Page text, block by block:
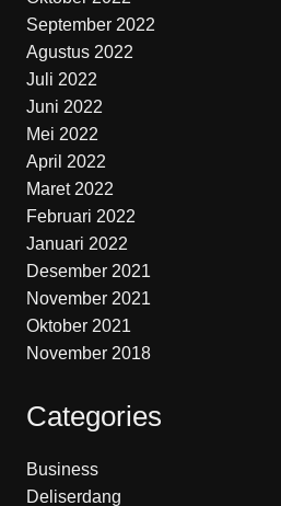
September 2022
Agustus 2022
Juli 2022
Juni 2022
Mei 2022
April 2022
Maret 2022
Februari 2022
Januari 2022
Desember 2021
November 2021
Oktober 2021
November 2018
Categories
Business
Deliserdang